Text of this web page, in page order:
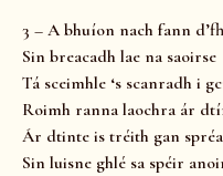
3 – A bhuíon nach fann
Sin breacadh lae na saoirse
Tá sceimhle ‘s scanradh i
Roimh ranna laochra ár
Ár dtinte is tréith gan
Sin luisne ghlé sa spéir